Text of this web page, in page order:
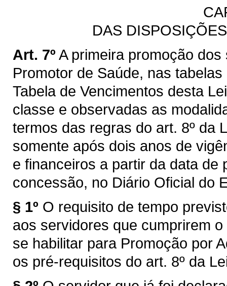
DAS
Art. 7º A primeira promoção
Promotor de Saúde, nas
Tabela de Vencimentos desta
classe e observadas as
termos das regras do art. 8º da
somente após dois anos de
e financeiros a partir da data de
concessão, no Diário Oficial do
§ 1º O requisito de tempo
aos servidores que cumprirem
se habilitar para Promoção por
os pré-requisitos do art. 8º da